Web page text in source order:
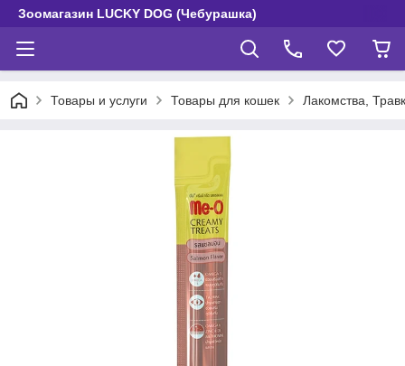
Зоомагазин LUCKY DOG (Чебурашка)
Товары и услуги Товары для кошек Лакомства,